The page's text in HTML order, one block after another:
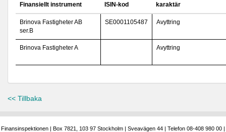
Finansiellt instrument ISIN-kod
karaktär
Brinova Fastigheter AB
ser.B
SE0001105487 Avyttring
Brinova Fastigheter A Avyttring
<< Tillbaka
Finansinspektionen | Box 7821, 103 97 Stockholm | Sveavägen 44 | Telefon 08-408 980 00 |